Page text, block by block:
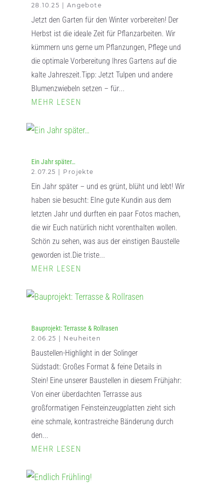
28.10.25 Angebote
Jetzt den Garten für den Winter vorbereiten! Der
Herbst ist die ideale Zeit für Pflanzarbeiten. Wir
kümmern uns gerne um Pflanzungen, Pflege und
die optimale Vorbereitung Ihres Gartens auf die
kalte Jahreszeit.Tipp: Jetzt Tulpen und andere
Blumenzwiebeln setzen – für...
MEHR LESEN
Ein Jahr später…
2.07.25 Projekte
Ein Jahr später – und es grünt, blüht und lebt! Wir
haben sie besucht: EIne gute Kundin aus dem
letzten Jahr und durften ein paar Fotos machen,
die wir Euch natürlich nicht vorenthalten wollen.
Schön zu sehen, was aus der einstigen Baustelle
geworden ist.Die triste...
MEHR LESEN
Bauprojekt: Terrasse & Rollrasen
2.06.25 Neuheiten
Baustellen-Highlight in der Solinger
Südstadt: Großes Format & feine Details in
Stein! Eine unserer Baustellen in diesem Frühjahr:
Von einer überdachten Terrasse aus
großformatigen Feinsteinzeugplatten zieht sich
eine schmale, kontrastreiche Bänderung durch
den...
MEHR LESEN